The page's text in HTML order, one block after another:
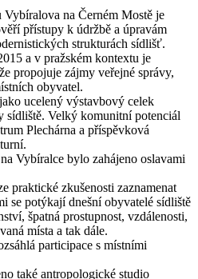
na Černém Mostě je
přístupy k údržbě a úpravám
strukturách sídlišť.
a v pražském kontextu je
propojuje zájmy veřejné správy,
obyvatel.
ucelený výstavbový celek
sídliště. Velký komunitní potenciál
Plechárna a příspěvková
Vybíralce bylo zahájeno oslavami
praktické zkušenosti zaznamenat
se potýkají dnešní obyvatelé sídliště
špatná prostupnost, vzdálenosti,
místa a tak dále.
participace s místními
také antropologické studio